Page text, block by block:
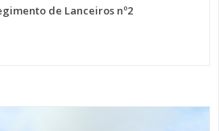
de Lanceiros nº2